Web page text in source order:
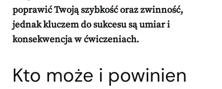
poprawić Twoją szybkość oraz zwinność,
jednak kluczem do sukcesu są umiar i
konsekwencja w ćwiczeniach.
Kto może i powinien